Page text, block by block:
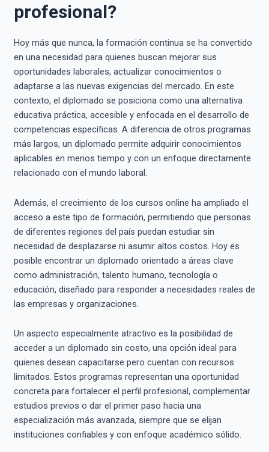
profesional?
Hoy más que nunca, la formación continua se ha convertido
en una necesidad para quienes buscan mejorar sus
oportunidades laborales, actualizar conocimientos o
adaptarse a las nuevas exigencias del mercado. En este
contexto, el diplomado se posiciona como una alternativa
educativa práctica, accesible y enfocada en el desarrollo de
competencias específicas. A diferencia de otros programas
más largos, un diplomado permite adquirir conocimientos
aplicables en menos tiempo y con un enfoque directamente
relacionado con el mundo laboral.
Además, el crecimiento de los cursos online ha ampliado el
acceso a este tipo de formación, permitiendo que personas
de diferentes regiones del país puedan estudiar sin
necesidad de desplazarse ni asumir altos costos. Hoy es
posible encontrar un diplomado orientado a áreas clave
como administración, talento humano, tecnología o
educación, diseñado para responder a necesidades reales de
las empresas y organizaciones.
Un aspecto especialmente atractivo es la posibilidad de
acceder a un diplomado sin costo, una opción ideal para
quienes desean capacitarse pero cuentan con recursos
limitados. Estos programas representan una oportunidad
concreta para fortalecer el perfil profesional, complementar
estudios previos o dar el primer paso hacia una
especialización más avanzada, siempre que se elijan
instituciones confiables y con enfoque académico sólido.